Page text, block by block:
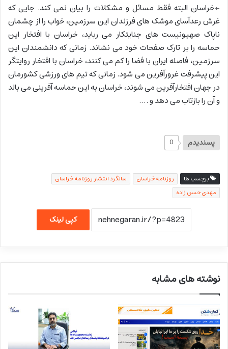
←خراسان البته فقط مسائل و مشکلات را بیان نمی کند. جایی که
غرش رعدآسای موشک های فرزندان این سرزمین، خواب را از چشمان
ناپاک صهیونیست های جنایتکار می رباید، خراسان با افتخار این
حماسه را بر تارک صفحات خود می نشاند. زمانی که دانشمندان این
سرزمین، فاصله ایران با فضا را کم می کنند، خراسان با افتخار روایتگر
این پیشرفت غرورآفرین می شود. زمانی که تیم های ورزشی کشورمان
در جهان افتخارآفرین می شوند، خراسان به این حماسه آفرینی می بالد
و آن را بازتاب می دهد و ….
پسندیدم 0
برچسب ها روزنامه خراسان
سالگرد انتشار روزنامه خراسان
مهدی حسن زاده
کپی لینک
نوشته های مشابه